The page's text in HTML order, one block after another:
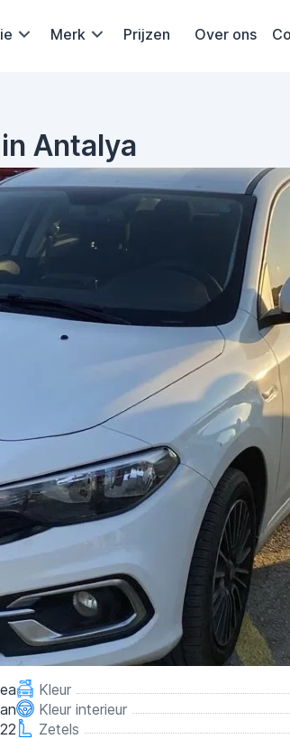
Merk Prijzen Over ons
Antalya
Kleur
Kleur interieur
Zetels